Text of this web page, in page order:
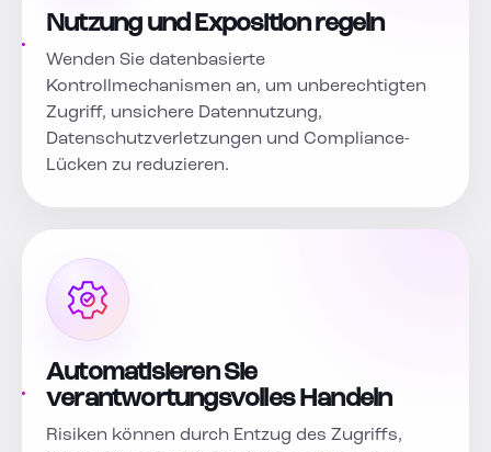
Nutzung und Exposition regeln
Wenden Sie datenbasierte
Kontrollmechanismen an, um unberechtigten
Zugriff, unsichere Datennutzung,
Datenschutzverletzungen und Compliance-
Lücken zu reduzieren.
Automatisieren Sie
verantwortungsvolles Handeln
Risiken können durch Entzug des Zugriffs,